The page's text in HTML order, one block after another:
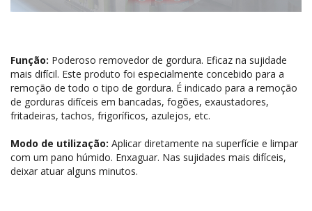
Função: Poderoso removedor de gordura. Eficaz na sujidade
mais difícil. Este produto foi especialmente concebido para a
remoção de todo o tipo de gordura. É indicado para a remoção
de gorduras difíceis em bancadas, fogões, exaustadores,
fritadeiras, tachos, frigoríficos, azulejos, etc.
Modo de utilização: Aplicar diretamente na superfície e limpar
com um pano húmido. Enxaguar. Nas sujidades mais difíceis,
deixar atuar alguns minutos.